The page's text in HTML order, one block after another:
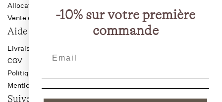
Allocation Bourgogne
Vente directe producteur
Aide
Livraison anti-casse
CGV
Politique de confidentialité
Mentions légales
Suivez-nous
-10% sur votre première
commande